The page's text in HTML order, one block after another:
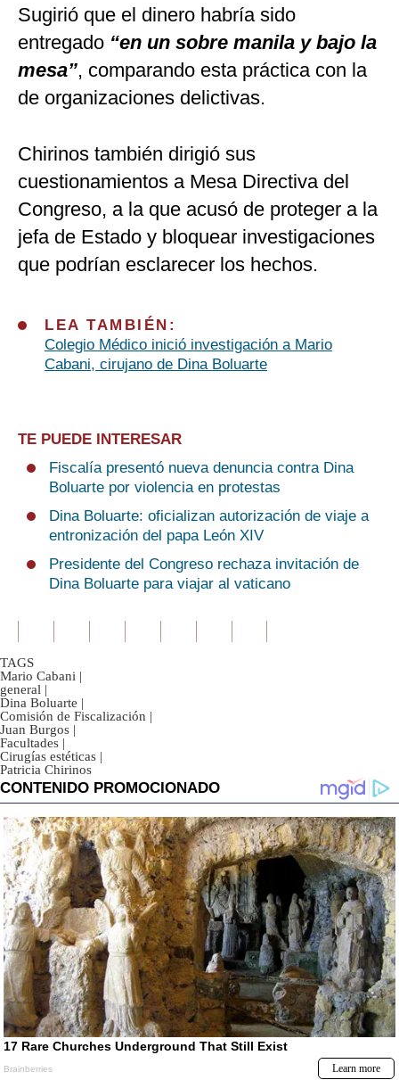
Sugirió que el dinero habría sido
entregado “en un sobre manila y bajo la
mesa”, comparando esta práctica con la
de organizaciones delictivas.
Chirinos también dirigió sus
cuestionamientos a Mesa Directiva del
Congreso, a la que acusó de proteger a la
jefa de Estado y bloquear investigaciones
que podrían esclarecer los hechos.
LEA TAMBIÉN:
Colegio Médico inició investigación a Mario
Cabani, cirujano de Dina Boluarte
TE PUEDE INTERESAR
Fiscalía presentó nueva denuncia contra Dina
Boluarte por violencia en protestas
Dina Boluarte: oficializan autorización de viaje a
entronización del papa León XIV
Presidente del Congreso rechaza invitación de
Dina Boluarte para viajar al vaticano
TAGS
Mario Cabani |
general |
Dina Boluarte |
Comisión de Fiscalización |
Juan Burgos |
Facultades |
Cirugías estéticas |
Patricia Chirinos